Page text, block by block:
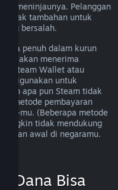
meninjaunya. Pelanggan
hak tambahan untuk
bersalah.
penuh dalam kurun
akan menerima
Steam Wallet atau
digunakan untuk
apa pun Steam tidak
metode pembayaran
mu. (Beberapa metode
tidak mendukung
awal di negaramu.
Dana Bisa